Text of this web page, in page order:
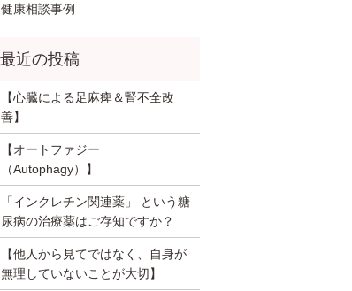
健康相談事例
【心臓による足麻痺＆腎不全改
善】
【オートファジー
（Autophagy）】
「インクレチン関連薬」 という糖
尿病の治療薬はご存知ですか？
【他人から見てではなく、自身が
無理していないことが大切】